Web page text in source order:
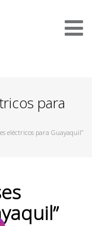
para
eléctricos para Guayaquil”